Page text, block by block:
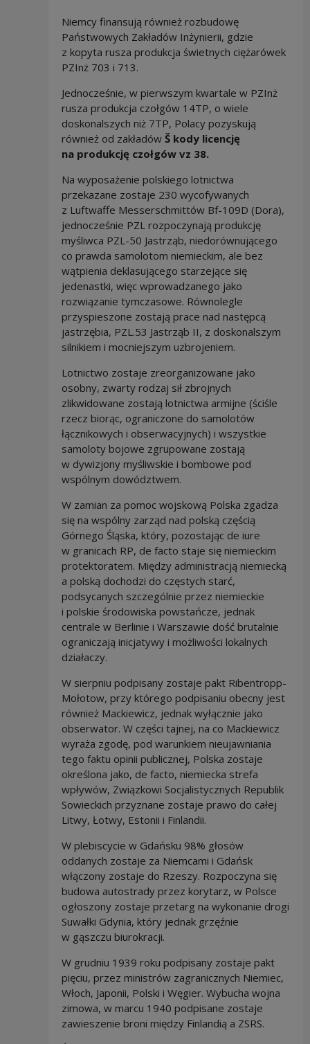
Niemcy finansują również rozbudowę
Państwowych Zakładów Inżynierii, gdzie
z kopyta rusza produkcja świetnych ciężarówek
PZInż 703 i 713.
Jednocześnie, w pierwszym kwartale w PZInż
rusza produkcja czołgów 14TP, o wiele
doskonalszych niż 7TP, Polacy pozyskują
również od zakładów Š kody licencję
na produkcję czołgów vz 38.
Na wyposażenie polskiego lotnictwa
przekazane zostaje 230 wycofywanych
z Luftwaffe Messerschmittów Bf-109D (Dora),
jednocześnie PZL rozpoczynają produkcję
myśliwca PZL-50 Jastrząb, niedorównującego
co prawda samolotom niemieckim, ale bez
wątpienia deklasującego starzejące się
jedenastki, więc wprowadzanego jako
rozwiązanie tymczasowe. Równolegle
przyspieszone zostają prace nad następcą
jastrzębia, PZL.53 Jastrząb II, z doskonalszym
silnikiem i mocniejszym uzbrojeniem.
Lotnictwo zostaje zreorganizowane jako
osobny, zwarty rodzaj sił zbrojnych
zlikwidowane zostają lotnictwa armijne (ściśle
rzecz biorąc, ograniczone do samolotów
łącznikowych i obserwacyjnych) i wszystkie
samoloty bojowe zgrupowane zostają
w dywizjony myśliwskie i bombowe pod
wspólnym dowództwem.
W zamian za pomoc wojskową Polska zgadza
się na wspólny zarząd nad polską częścią
Górnego Śląska, który, pozostając de iure
w granicach RP, de facto staje się niemieckim
protektoratem. Między administracją niemiecką
a polską dochodzi do częstych starć,
podsycanych szczególnie przez niemieckie
i polskie środowiska powstańcze, jednak
centrale w Berlinie i Warszawie dość brutalnie
ograniczają inicjatywy i możliwości lokalnych
działaczy.
W sierpniu podpisany zostaje pakt Ribentropp-
Mołotow, przy którego podpisaniu obecny jest
również Mackiewicz, jednak wyłącznie jako
obserwator. W części tajnej, na co Mackiewicz
wyraża zgodę, pod warunkiem nieujawniania
tego faktu opinii publicznej, Polska zostaje
określona jako, de facto, niemiecka strefa
wpływów, Związkowi Socjalistycznych Republik
Sowieckich przyznane zostaje prawo do całej
Litwy, Łotwy, Estonii i Finlandii.
W plebiscycie w Gdańsku 98% głosów
oddanych zostaje za Niemcami i Gdańsk
włączony zostaje do Rzeszy. Rozpoczyna się
budowa autostrady przez korytarz, w Polsce
ogłoszony zostaje przetarg na wykonanie drogi
Suwałki Gdynia, który jednak grzęźnie
w gąszczu biurokracji.
W grudniu 1939 roku podpisany zostaje pakt
pięciu, przez ministrów zagranicznych Niemiec,
Włoch, Japonii, Polski i Węgier. Wybucha wojna
zimowa, w marcu 1940 podpisane zostaje
zawieszenie broni między Finlandią a ZSRS.